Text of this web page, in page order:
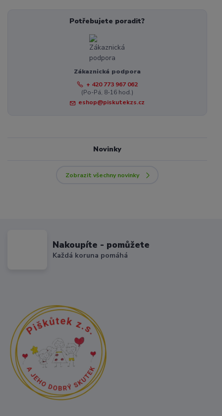
Potřebujete poradit?
Zákaznická podpora
+ 420 773 967 062
(Po-Pá, 8-16 hod.)
eshop@piskutekzs.cz
Novinky
Zobrazit všechny novinky
Nakoupíte - pomůžete
Každá koruna pomáhá